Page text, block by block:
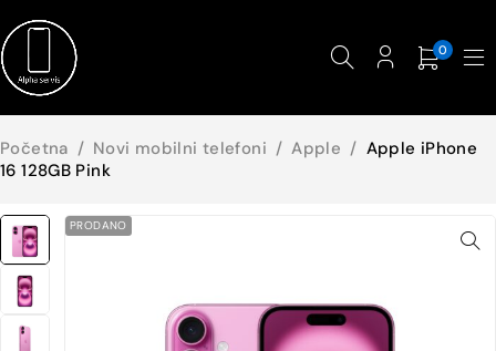
0
Početna / Novi mobilni telefoni / Apple / Apple iPhone
16 128GB Pink
PRODANO